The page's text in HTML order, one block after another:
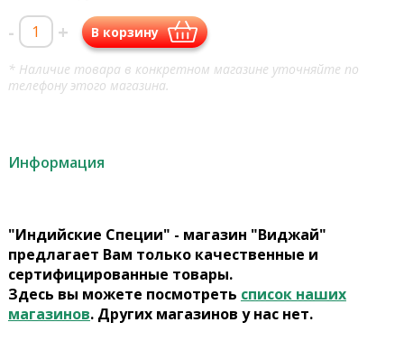
- + В корзину
* Наличие товара в конкретном магазине уточняйте по
телефону этого магазина.
Информация
"Индийские Специи" - магазин "Виджай"
предлагает Вам только качественные и
сертифицированные товары.
Здесь вы можете посмотреть список наших
магазинов. Других магазинов у нас нет.